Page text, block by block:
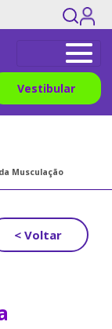
Vestibular
Musculação
< Voltar